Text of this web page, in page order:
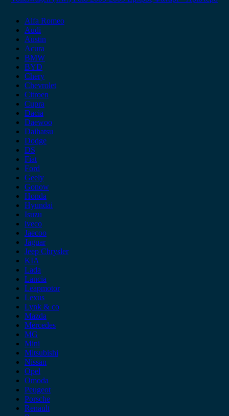
Alfa Romeo
Audi
Austin
Acura
BMW
BYD
Chery
Chevrolet
Citroen
Cupra
Dacia
Daewoo
Daihatsu
Dodge
DS
Fiat
Ford
Geely
Gonow
Honda
Hyundai
Isuzu
iveco
Jaecoo
Jaguar
Jeep Chrysler
KIA
Lada
Lancia
Leapmotor
Lexus
Lynk & co
Mazda
Mercedes
MG
Mini
Mitsubishi
Nissan
Opel
Omoda
Peugeot
Porsche
Renault